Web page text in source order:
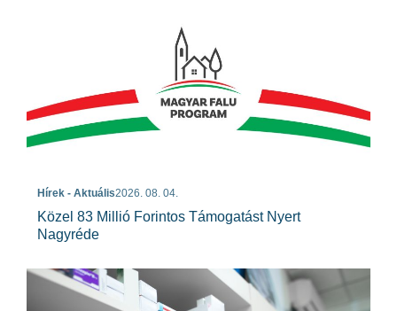
Hírek - Aktuális2026. 08. 04.
Közel 83 Millió Forintos Támogatást Nyert
Nagyréde